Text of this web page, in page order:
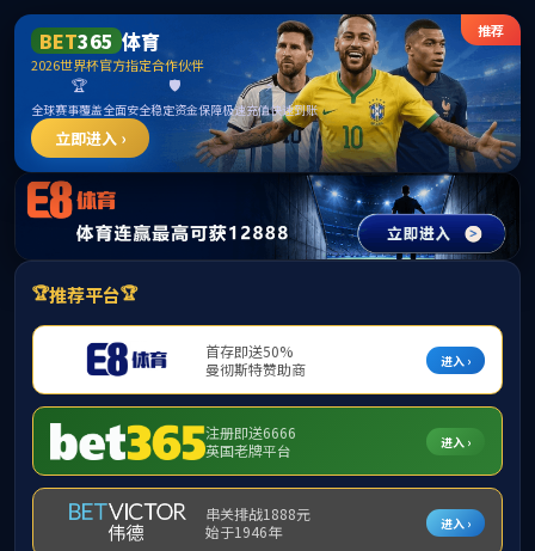
中国区|mksport体育|股份有限公司
请输入验证码下载附件